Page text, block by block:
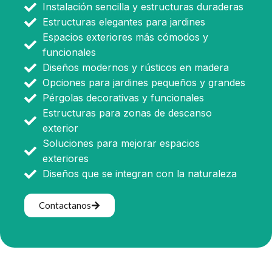
Instalación sencilla y estructuras duraderas
Estructuras elegantes para jardines
Espacios exteriores más cómodos y
funcionales
Diseños modernos y rústicos en madera
Opciones para jardines pequeños y grandes
Pérgolas decorativas y funcionales
Estructuras para zonas de descanso
exterior
Soluciones para mejorar espacios
exteriores
Diseños que se integran con la naturaleza
Contactanos